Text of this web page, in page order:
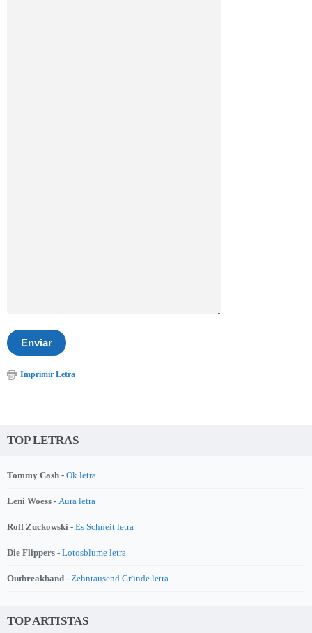
Imprimir Letra
TOP LETRAS
Tommy Cash - Ok letra
Leni Woess - Aura letra
Rolf Zuckowski - Es Schneit letra
Die Flippers - Lotosblume letra
Outbreakband - Zehntausend Gründe letra
TOP ARTISTAS